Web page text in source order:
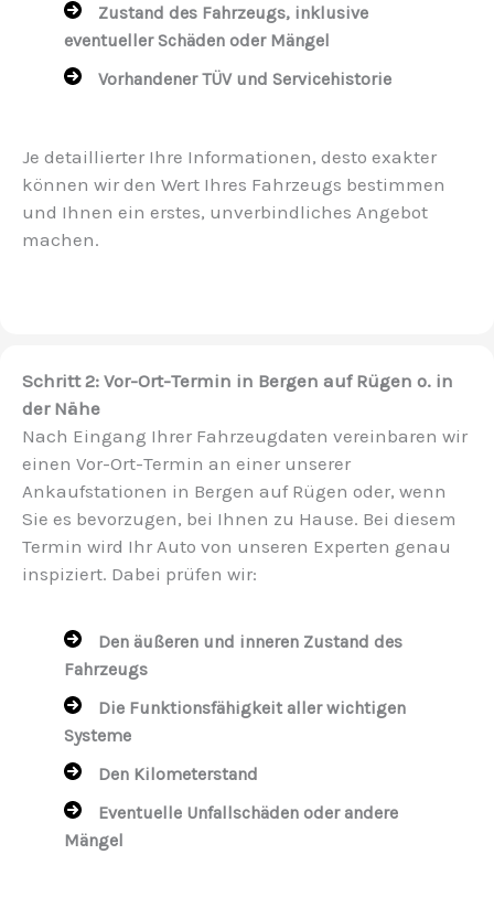
Zustand des Fahrzeugs, inklusive
eventueller Schäden oder Mängel
Vorhandener TÜV und Servicehistorie
Je detaillierter Ihre Informationen, desto exakter
können wir den Wert Ihres Fahrzeugs bestimmen
und Ihnen ein erstes, unverbindliches Angebot
machen.
Schritt 2: Vor-Ort-Termin in Bergen auf Rügen o. in
der Nähe
Nach Eingang Ihrer Fahrzeugdaten vereinbaren wir
einen Vor-Ort-Termin an einer unserer
Ankaufstationen in Bergen auf Rügen oder, wenn
Sie es bevorzugen, bei Ihnen zu Hause. Bei diesem
Termin wird Ihr Auto von unseren Experten genau
inspiziert. Dabei prüfen wir:
Den äußeren und inneren Zustand des
Fahrzeugs
Die Funktionsfähigkeit aller wichtigen
Systeme
Den Kilometerstand
Eventuelle Unfallschäden oder andere
Mängel